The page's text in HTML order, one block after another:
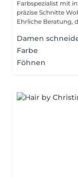
Farbspezialist mit
präzise Schnitte
Ehrliche Beratung,
Damen
Farbe
Föhnen